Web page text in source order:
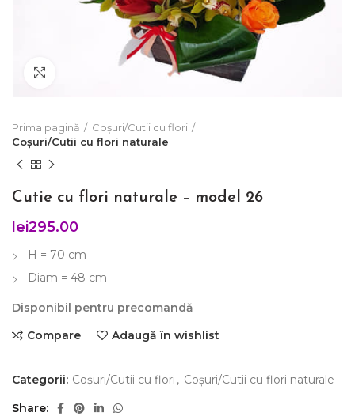
Prima pagină
Coșuri/Cutii cu flori
Coșuri/Cutii cu flori naturale
Cutie cu flori naturale – model 26
lei295.00
H = 70 cm
Diam = 48 cm
Disponibil pentru precomandă
Compare
Adaugă în wishlist
Categorii: Coșuri/Cutii cu flori , Coșuri/Cutii cu flori naturale
Share